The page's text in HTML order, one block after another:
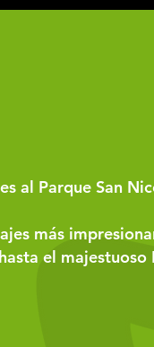
al Parque San
más
el majestuoso